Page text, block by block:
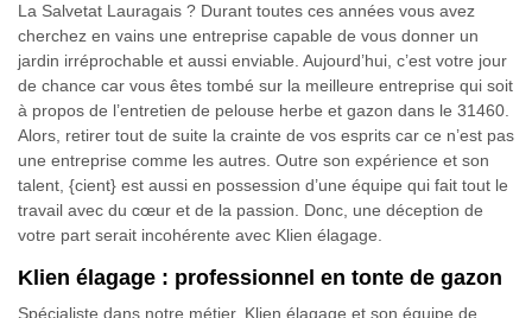
La Salvetat Lauragais ? Durant toutes ces années vous avez
cherchez en vains une entreprise capable de vous donner un
jardin irréprochable et aussi enviable. Aujourd’hui, c’est votre jour
de chance car vous êtes tombé sur la meilleure entreprise qui soit
à propos de l’entretien de pelouse herbe et gazon dans le 31460.
Alors, retirer tout de suite la crainte de vos esprits car ce n’est pas
une entreprise comme les autres. Outre son expérience et son
talent, {cient} est aussi en possession d’une équipe qui fait tout le
travail avec du cœur et de la passion. Donc, une déception de
votre part serait incohérente avec Klien élagage.
Klien élagage : professionnel en tonte de gazon
Spécialiste dans notre métier, Klien élagage et son équipe de